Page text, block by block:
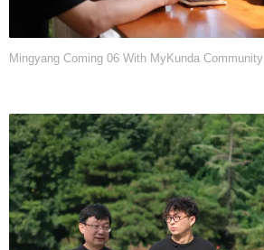
Mingyang Coming 06 With MyKunda Community